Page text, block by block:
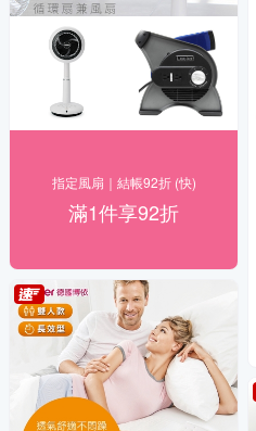
指定風扇｜結帳92折 (快)
滿1件享92折